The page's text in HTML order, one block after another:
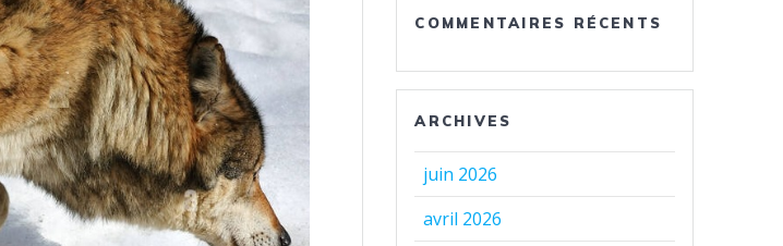
COMMENTAIRES RÉCENTS
ARCHIVES
juin 2026
avril 2026